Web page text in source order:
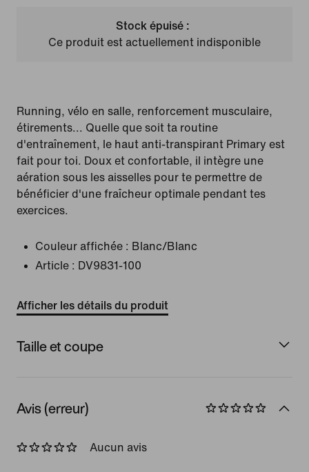
Stock épuisé :
Ce produit est actuellement indisponible
Running, vélo en salle, renforcement musculaire,
étirements... Quelle que soit ta routine
d'entraînement, le haut anti-transpirant Primary est
fait pour toi. Doux et confortable, il intègre une
aération sous les aisselles pour te permettre de
bénéficier d'une fraîcheur optimale pendant tes
exercices.
Couleur affichée : Blanc/Blanc
Article : DV9831-100
Afficher les détails du produit
Taille et coupe
Avis (erreur)
Aucun avis